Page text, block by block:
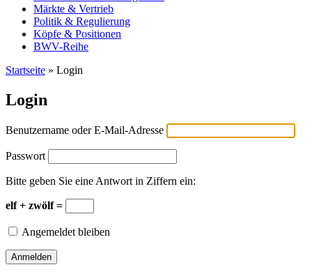
Märkte & Vertrieb
Politik & Regulierung
Köpfe & Positionen
BWV-Reihe
Startseite » Login
Login
Benutzername oder E-Mail-Adresse
Passwort
Bitte geben Sie eine Antwort in Ziffern ein:
elf + zwölf =
Angemeldet bleiben